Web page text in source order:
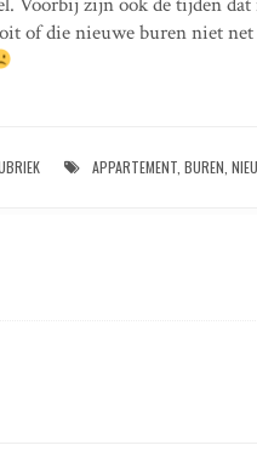
of die nieuwe buren niet
APPARTEMENT ,BUREN ,